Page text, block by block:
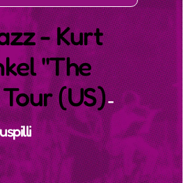
- Kurt
"The
(US)-